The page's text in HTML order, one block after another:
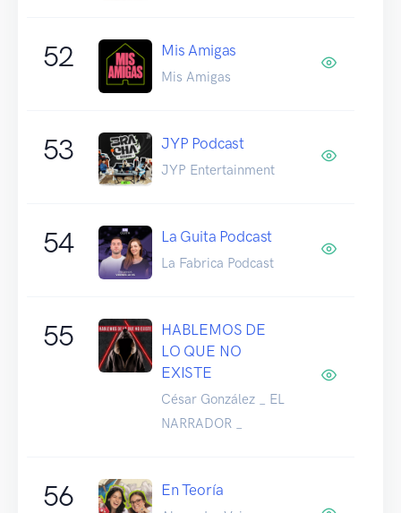
52 Mis Amigas
Mis Amigas
53 JYP Podcast
JYP Entertainment
54 La Guita Podcast
La Fabrica Podcast
55
HABLEMOS DE
LO QUE NO
EXISTE
César González _ EL
NARRADOR _
56 En Teoría